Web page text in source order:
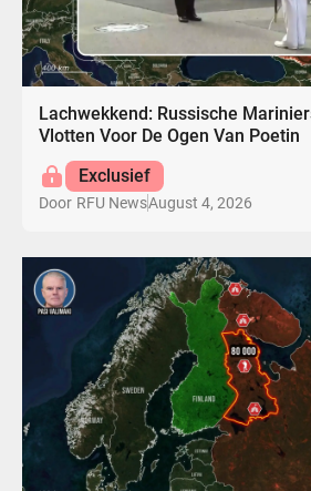
Lachwekkend: Russische
Vlotten Voor De Ogen Van Poetin
Exclusief
Door RFU NewsAugust 4, 2026